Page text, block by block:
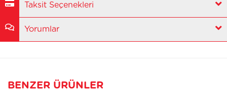
Taksit Seçenekleri
Yorumlar
BENZER ÜRÜNLER